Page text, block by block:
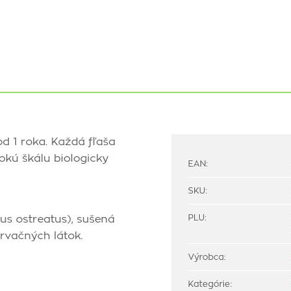
1 roka. Každá fľaša
škálu biologicky
ostreatus), sušená
látok.
EAN:
SKU:
PLU:
Výrobca:
Kategórie: